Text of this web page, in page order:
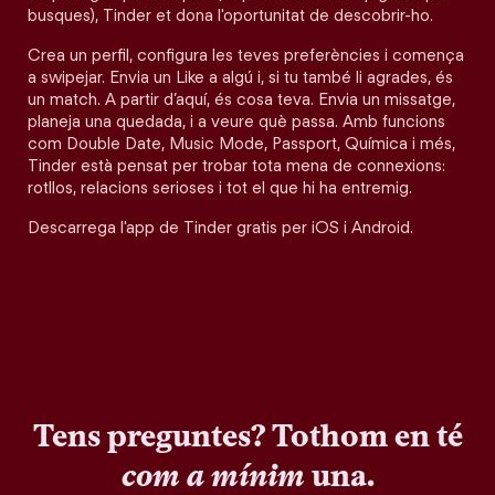
busques), Tinder et dona l'oportunitat de descobrir-ho.
Crea un perfil, configura les teves preferències i comença
a swipejar. Envia un Like a algú i, si tu també li agrades, és
un match. A partir d’aquí, és cosa teva. Envia un missatge,
planeja una quedada, i a veure què passa. Amb funcions
com Double Date, Music Mode, Passport, Química i més,
Tinder està pensat per trobar tota mena de connexions:
rotllos, relacions serioses i tot el que hi ha entremig.
Descarrega l'app de Tinder gratis per iOS i Android.
Tens preguntes? Tothom en té
com a mínimuna.